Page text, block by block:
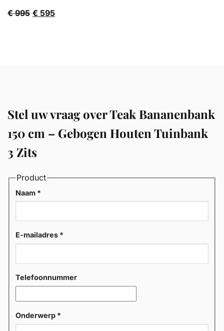
€995 Oorspronkelijke
€ 595Huidige
Stel uw vraag over Teak Bananenbank
150 cm – Gebogen Houten Tuinbank
3 Zits
Product
Naam *
E-mailadres *
Telefoonnummer
Onderwerp *